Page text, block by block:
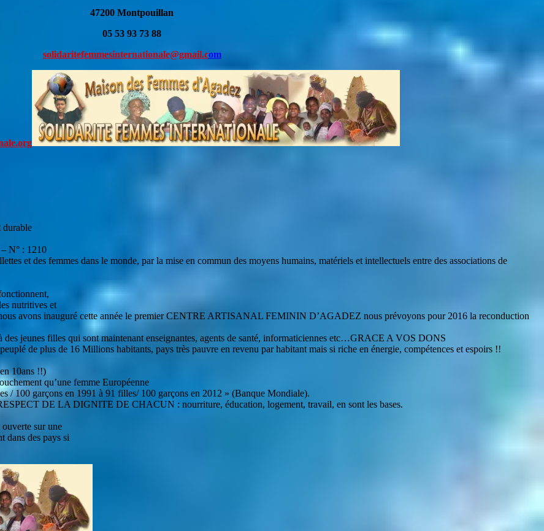
47200 Montpouillan
05 53 93 73 88
solidaritefemmesinternationale@gmail.com
durable
N° : 1210
et des femmes dans le monde, par la mise en commun des moyens humains, matériels et intellectuels entre des associations de
nutritives et
avons inauguré cette année le premier CENTRE ARTISANAL FEMININ D’AGADEZ nous prévoyons pour 2016 la reconduction
jeunes filles qui sont maintenant enseignantes, agents de santé, informaticiennes etc…GRACE A VOS DONS
de plus de 16 Millions habitants, pays très pauvre en revenu par habitant mais si riche en énergie, compétences et espoirs !!
10ans !!)
qu’une femme Européenne
/ 100 garçons en 1991 à 91 filles/ 100 garçons en 2012 » (Banque Mondiale).
DE LA DIGNITE DE CHACUN : nourriture, éducation, logement, travail, en sont les bases.
ouverte sur une
dans des pays si